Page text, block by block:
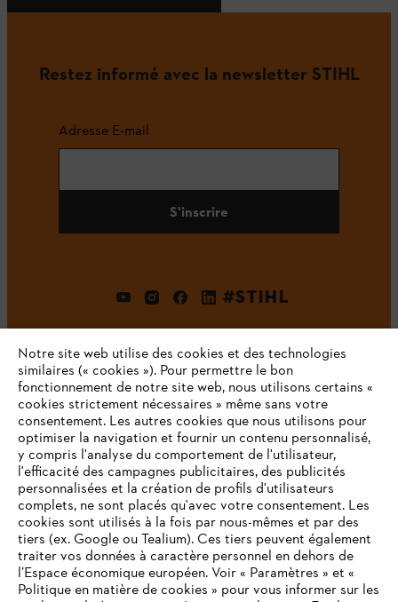
Restez informé avec la newsletter STIHL
Adresse E-mail
S'inscrire
#STIHL
L'Entreprise
STIHL FAQ
Contact
Notre site web utilise des cookies et des technologies
similaires (« cookies »). Pour permettre le bon
fonctionnement de notre site web, nous utilisons certains «
cookies strictement nécessaires » même sans votre
consentement. Les autres cookies que nous utilisons pour
optimiser la navigation et fournir un contenu personnalisé,
y compris l'analyse du comportement de l'utilisateur,
l'efficacité des campagnes publicitaires, des publicités
personnalisées et la création de profils d'utilisateurs
complets, ne sont placés qu'avec votre consentement. Les
cookies sont utilisés à la fois par nous-mêmes et par des
tiers (ex. Google ou Tealium). Ces tiers peuvent également
traiter vos données à caractère personnel en dehors de
l’Espace économique européen. Voir « Paramètres » et «
Politique en matière de cookies » pour vous informer sur les